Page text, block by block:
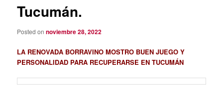
Tucumán.
Posted onnoviembre 28, 2022
LA RENOVADA BORRAVINO MOSTRO BUEN JUEGO Y
PERSONALIDAD PARA RECUPERARSE EN TUCUMÁN